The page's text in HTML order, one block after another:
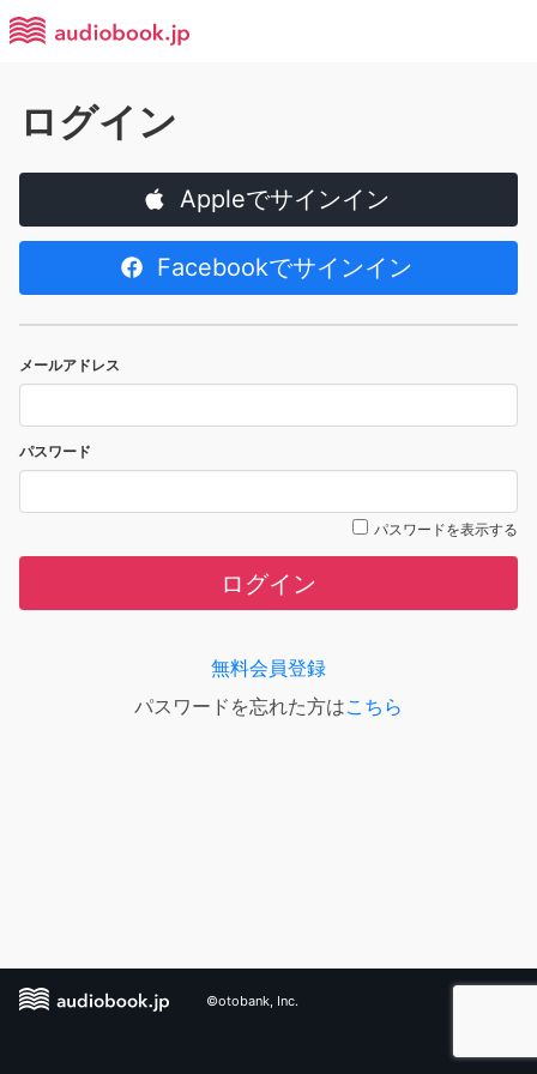
ログイン
Appleでサインイン
Facebookでサインイン
メールアドレス
パスワード
パスワードを表示する
ログイン
無料会員登録
パスワードを忘れた方はこちら
©otobank, Inc.